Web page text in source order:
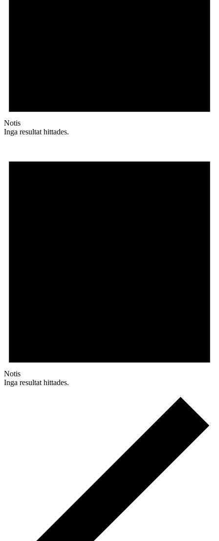
Notis
Inga resultat hittades.
Notis
Inga resultat hittades.